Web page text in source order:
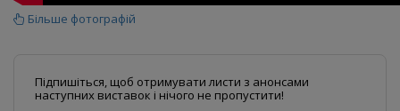
Більше фотографій
Підпишіться, щоб отримувати листи з анонсами
наступних виставок і нічого не пропустити!